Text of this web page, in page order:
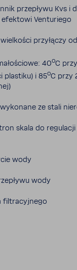
prze­pływu Kvs i
Ventu­riego
przy­łączy
40oC
plastiku) i 85oC przy
ze stali
skala do regu­lacji
wody
wody
filtra­cyj­nego